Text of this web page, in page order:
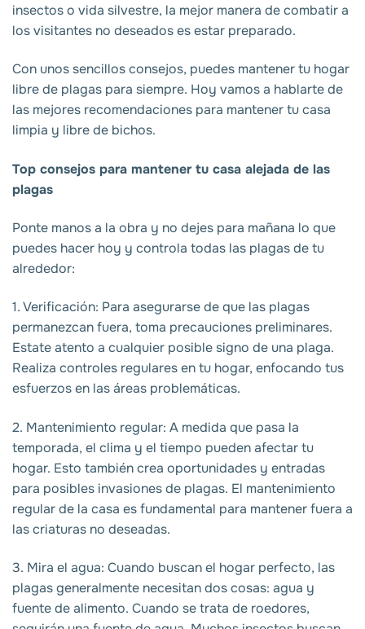
insectos o vida silvestre, la mejor manera de combatir a
los visitantes no deseados es estar preparado.
Con unos sencillos consejos, puedes mantener tu hogar
libre de plagas para siempre. Hoy vamos a hablarte de
las mejores recomendaciones para mantener tu casa
limpia y libre de bichos.
Top consejos para mantener tu casa alejada de las
plagas
Ponte manos a la obra y no dejes para mañana lo que
puedes hacer hoy y controla todas las plagas de tu
alrededor:
1. Verificación: Para asegurarse de que las plagas
permanezcan fuera, toma precauciones preliminares.
Estate atento a cualquier posible signo de una plaga.
Realiza controles regulares en tu hogar, enfocando tus
esfuerzos en las áreas problemáticas.
2. Mantenimiento regular: A medida que pasa la
temporada, el clima y el tiempo pueden afectar tu
hogar. Esto también crea oportunidades y entradas
para posibles invasiones de plagas. El mantenimiento
regular de la casa es fundamental para mantener fuera a
las criaturas no deseadas.
3. Mira el agua: Cuando buscan el hogar perfecto, las
plagas generalmente necesitan dos cosas: agua y
fuente de alimento. Cuando se trata de roedores,